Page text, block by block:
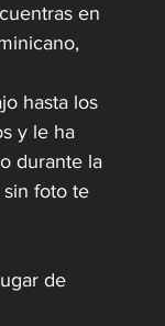
en
hasta los
y le ha
durante la
sin foto te
de